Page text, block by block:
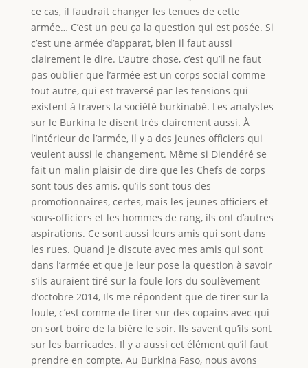
ce cas, il faudrait changer les tenues de cette
armée… C’est un peu ça la question qui est posée. Si
c’est une armée d’apparat, bien il faut aussi
clairement le dire. L’autre chose, c’est qu’il ne faut
pas oublier que l’armée est un corps social comme
tout autre, qui est traversé par les tensions qui
existent à travers la société burkinabè. Les analystes
sur le Burkina le disent très clairement aussi. À
l’intérieur de l’armée, il y a des jeunes officiers qui
veulent aussi le changement. Même si Diendéré se
fait un malin plaisir de dire que les Chefs de corps
sont tous des amis, qu’ils sont tous des
promotionnaires, certes, mais les jeunes officiers et
sous-officiers et les hommes de rang, ils ont d’autres
aspirations. Ce sont aussi leurs amis qui sont dans
les rues. Quand je discute avec mes amis qui sont
dans l’armée et que je leur pose la question à savoir
s’ils auraient tiré sur la foule lors du soulèvement
d’octobre 2014, Ils me répondent que de tirer sur la
foule, c’est comme de tirer sur des copains avec qui
on sort boire de la bière le soir. Ils savent qu’ils sont
sur les barricades. Il y a aussi cet élément qu’il faut
prendre en compte. Au Burkina Faso, nous avons